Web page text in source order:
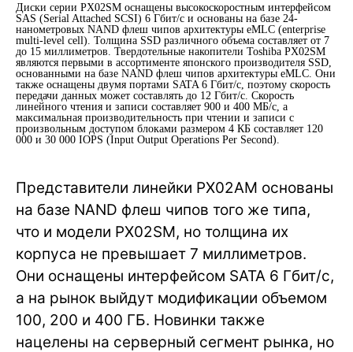
Диски серии PX02SM оснащены высокоскоростным интерфейсом
SAS (Serial Attached SCSI) 6 Гбит/с и основаны на базе 24-
нанометровых NAND флеш чипов архитектуры еMLC (enterprise
multi-level cell). Толщина SSD различного объема составляет от 7
до 15 миллиметров. Твердотельные накопители Toshiba PX02SM
являются первыми в ассортименте японского производителя SSD,
основанными на базе NAND флеш чипов архитектуры еMLC. Они
также оснащены двумя портами SATA 6 Гбит/с, поэтому скорость
передачи данных может составлять до 12 Гбит/с. Скорость
линейного чтения и записи составляет 900 и 400 МБ/с, а
максимальная производительность при чтении и записи с
произвольным доступом блоками размером 4 КБ составляет 120
000 и 30 000 IOPS (Input Output Operations Per Second).
Представители линейки PX02AM основаны
на базе NAND флеш чипов того же типа,
что и модели PX02SM, но толщина их
корпуса не превышает 7 миллиметров.
Они оснащены интерфейсом SATA 6 Гбит/с,
а на рынок выйдут модификации объемом
100, 200 и 400 ГБ. Новинки также
нацелены на серверный сегмент рынка, но